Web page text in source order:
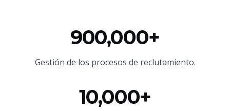
900,000+
Gestión de los procesos de reclutamiento.
10,000+